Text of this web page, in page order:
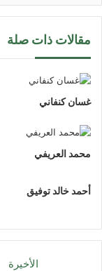
مقالات ذات صلة
غسان كنفاني
محمد العريفي
أحمد خالد توفيق
الأخيرة